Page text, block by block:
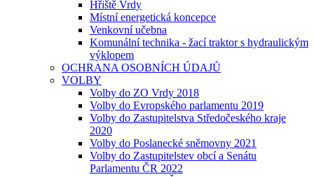
Hřiště Vrdy
Místní energetická koncepce
Venkovní učebna
Komunální technika - žací traktor s hydraulickým
výklopem
OCHRANA OSOBNÍCH ÚDAJŮ
VOLBY
Volby do ZO Vrdy 2018
Volby do Evropského parlamentu 2019
Volby do Zastupitelstva Středočeského kraje
2020
Volby do Poslanecké sněmovny 2021
Volby do Zastupitelstev obcí a Senátu
Parlamentu ČR 2022